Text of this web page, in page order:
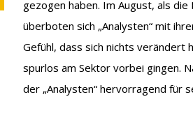
gezogen haben. Im August, als
überboten sich „Analysten“ mit
Gefühl, dass sich nichts verändert
spurlos am Sektor vorbei gingen.
der „Analysten“ hervorragend für